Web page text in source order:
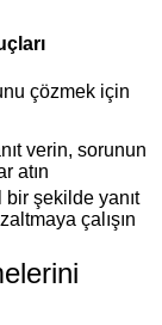
çözmek için
verin, sorunun
atın
şekilde yanıt
çalışın